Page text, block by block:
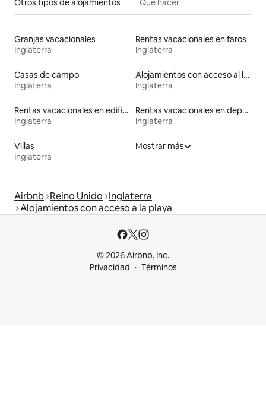
Otros tipos de alojamientos Qué hacer
Granjas vacacionales
Inglaterra
Rentas vacacionales en faros
Inglaterra
Casas de campo
Inglaterra
Alojamientos con acceso al lago
Inglaterra
Rentas vacacionales en edificios religiosos
Inglaterra
Rentas vacacionales en departamentos con cama de altura accesible
Inglaterra
Villas
Inglaterra
Mostrar más
Airbnb Reino Unido Inglaterra
Alojamientos con acceso a la playa
© 2026 Airbnb, Inc.
Privacidad
Términos